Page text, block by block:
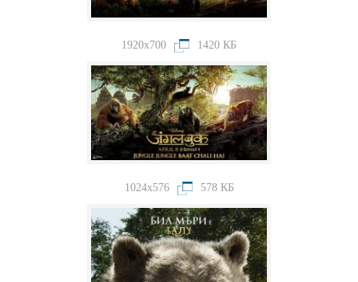
1920x700 1420 КБ
1024x576 578 КБ